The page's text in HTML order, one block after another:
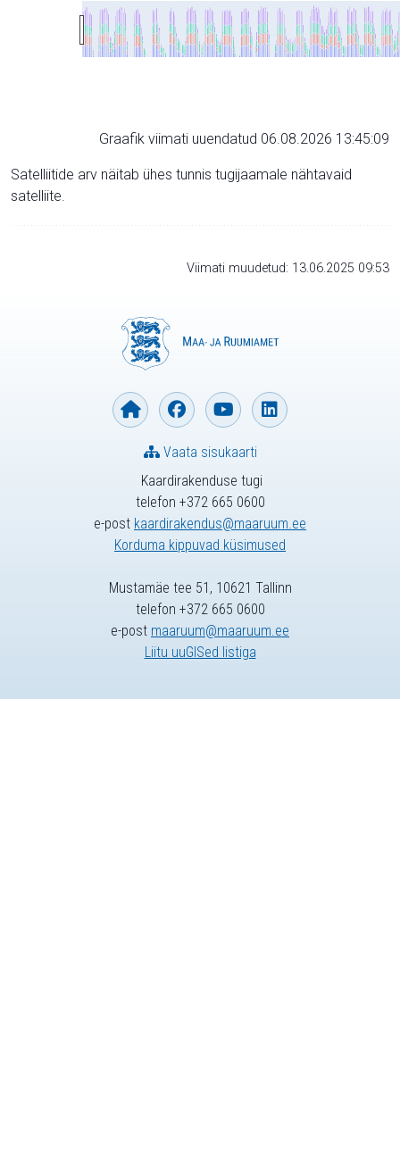
Graafik viimati uuendatud 06.08.2026 13:45:09
Satelliitide arv näitab ühes tunnis tugijaamale nähtavaid
satelliite.
Viimati muudetud: 13.06.2025 09:53
Kaardirakenduse tugi
telefon +372 665 0600
e-post kaardirakendus@maaruum.ee
Korduma kippuvad küsimused
Vaata sisukaarti
Mustamäe tee 51, 10621 Tallinn
telefon +372 665 0600
e-post maaruum@maaruum.ee
Liitu uuGISed listiga